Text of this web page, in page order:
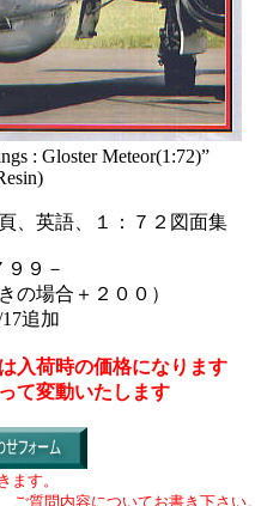
: Gloster Meteor(1:72)”
、英語、１：７２図面集
９９－
の場合＋２００）
17追加
入荷時の価格になります
て変動いたします
ます。
ご質問内容についてお書き下さい。